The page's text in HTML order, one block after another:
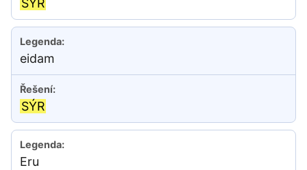
SÝR
eidam
SÝR
Eru